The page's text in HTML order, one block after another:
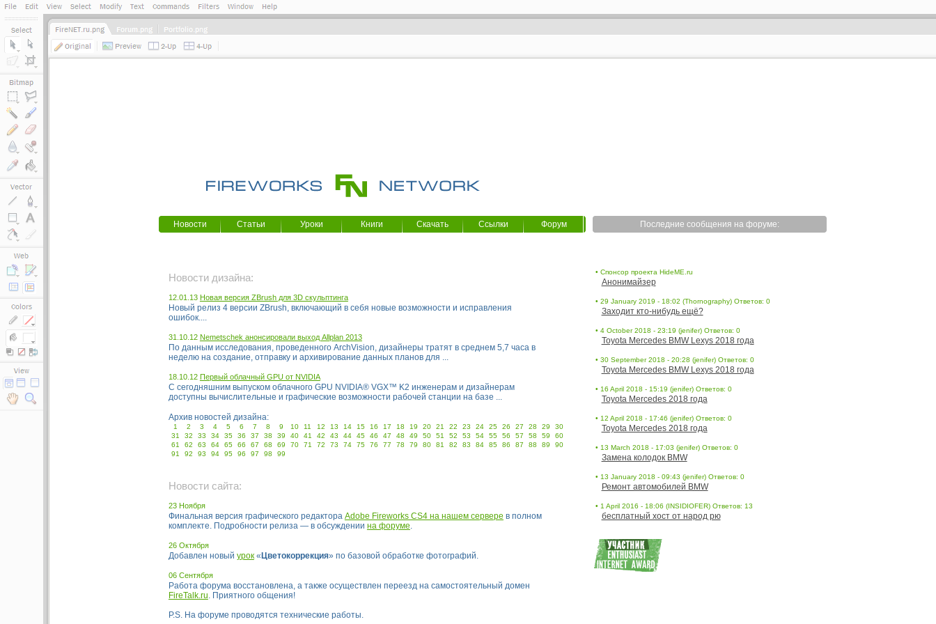
Новости Статьи Уроки Книги Скачать Ссылки Форум Последние сообщения на форуме:
• Спонсор проекта HideME.ru
Анонимайзер
• 29 January 2019 - 18:02 (Thornography) Ответов: 0
Заходит кто-нибудь ещё?
• 4 October 2018 - 23:19 (jenifer) Ответов: 0
Toyota Mercedes BMW Lexys 2018 года
• 30 September 2018 - 20:28 (jenifer) Ответов: 0
Toyota Mercedes BMW Lexys 2018 года
• 16 April 2018 - 15:19 (jenifer) Ответов: 0
Toyota Mercedes 2018 года
• 12 April 2018 - 17:46 (jenifer) Ответов: 0
Toyota Mercedes 2018 года
• 13 March 2018 - 17:03 (jenifer) Ответов: 0
Замена колодок BMW
• 13 January 2018 - 09:43 (jenifer) Ответов: 0
Ремонт автомобилей BMW
• 1 April 2016 - 18:06 (INSIDIOFER) Ответов: 13
бесплатный хост от народ рю
Новости дизайна:
12.01.13 Новая версия ZBrush для 3D скульптинга
Новый релиз 4 версии ZBrush, включающий в себя новые возможности и исправления
ошибок....
31.10.12 Nemetschek анонсировали выход Allplan 2013
По данным исследования, проведенного ArchVision, дизайнеры тратят в среднем 5,7 часа в
неделю на создание, отправку и архивирование данных планов для ...
18.10.12 Первый облачный GPU от NVIDIA
С сегодняшним выпуском облачного GPU NVIDIA® VGX™ K2 инженерам и дизайнерам
доступны вычислительные и графические возможности рабочей станции на базе ...
Архив новостей дизайна:
1 2 3 4 5 6 7 8 9 10 11 12 13 14 15 16 17 18 19 20 21 22 23 24 25 26 27 28 29
30
31
32 33 34 35 36 37 38 39 40 41 42 43 44 45 46 47 48 49 50 51 52 53 54 55 56 57 58 59
60
61
62 63 64 65 66 67 68 69 70 71 72 73 74 75 76 77 78 79 80 81 82 83 84 85 86 87 88 89
90
91
92 93 94 95 96 97 98 99
Новости сайта:
23 Ноября
Финальная версия графического редактора Adobe Fireworks CS4 на нашем сервере в полном
комплекте. Подробности релиза — в обсуждении на форуме
26 Октября
Добавлен новый урок«Цветокоррекция» по базовой обработке фотографий.
06 Сентября
Работа форума восстановлена, а также осуществлен переезд на самостоятельный домен
FireTalk.ru . Приятного общения!
P.S. На форуме проводятся технические работы.